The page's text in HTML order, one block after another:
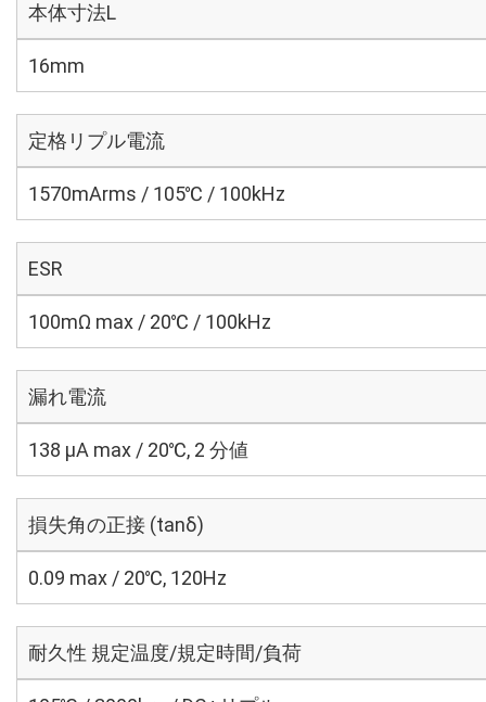
本体寸法L
16mm
定格リプル電流
1570mArms / 105℃ / 100kHz
ESR
100mΩ max / 20℃ / 100kHz
漏れ電流
138 μA max / 20℃, 2 分値
損失角の正接 (tanδ)
0.09 max / 20℃, 120Hz
耐久性 規定温度/規定時間/負荷